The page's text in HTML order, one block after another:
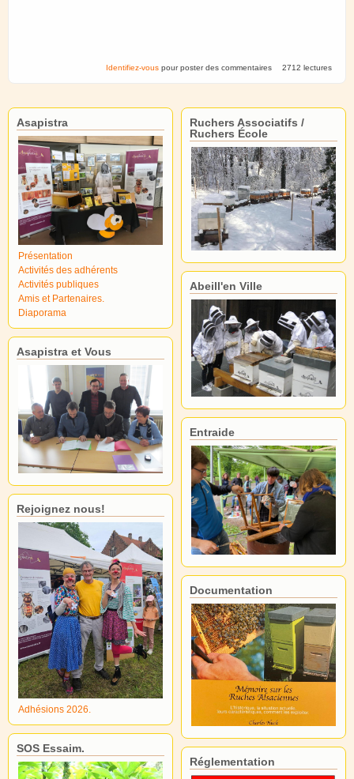
Identifiez-vous pour poster des commentaires 2712 lectures
Asapistra
Présentation
Activités des adhérents
Activités publiques
Amis et Partenaires.
Diaporama
Asapistra et Vous
Rejoignez nous!
Adhésions 2026.
SOS Essaim.
Ruchers Associatifs /
Ruchers École
Abeill'en Ville
Entraide
Documentation
Réglementation